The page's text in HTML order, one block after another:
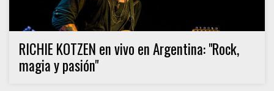
RICHIE KOTZEN en vivo en Argentina: "Rock,
magia y pasión"